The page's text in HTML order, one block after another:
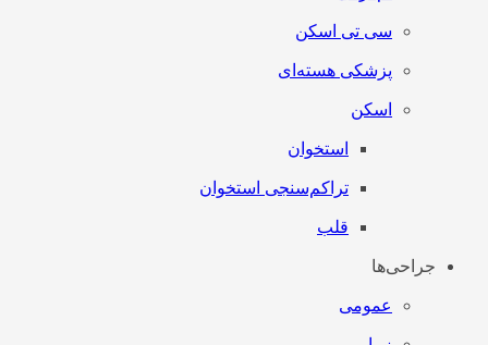
سی تی اسکن
پزشکی هسته‌ای
اسکن
استخوان
تراکم‌سنجی استخوان
قلب
جراحی‌ها
عمومی